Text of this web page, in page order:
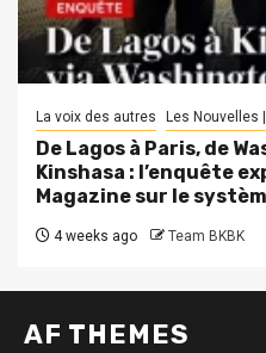
La voix des autres Les Nouvelles
De Lagos à Paris, de
Kinshasa : l’enquête
Magazine sur le
4 weeks ago Team BKBK
AF THEMES